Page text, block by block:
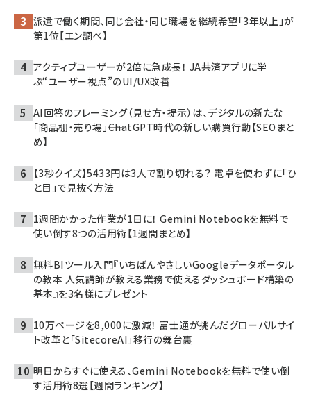
派遣で働く期間、同じ会社・同じ職場を継続希望「3年以上」が
第1位【エン調べ】
アクティブユーザーが2倍に急成長！ JA共済アプリに学
ぶ“ユーザー視点”のUI/UX改善
AI回答のフレーミング（見せ方・提示）は、デジタルの新たな
「商品棚・売り場」――ChatGPT時代の新しい購買行動【SEOまと
め】
【3秒クイズ】5433円は3人で割り切れる？ 電卓を使わずに「ひ
と目」で見抜く方法
1週間かかった作業が1日に！ Gemini Notebookを無料で
使い倒す8つの活用術【1週間まとめ】
無料BIツール入門『いちばんやさしいGoogleデータポータル
の教本 人気講師が教える業務で使えるダッシュボード構築の
基本』を3名様にプレゼント
10万ページを8,000に激減！ 富士通が挑んだグローバルサイ
ト改革と「SitecoreAI」移行の舞台裏
明日からすぐに使える、Gemini Notebookを無料で使い倒
す活用術8選【週間ランキング】